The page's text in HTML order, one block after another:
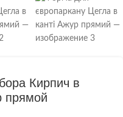
Кирпич в
прямой